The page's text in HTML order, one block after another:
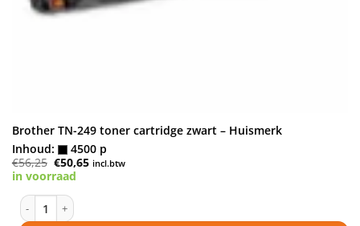
Brother TN-249 toner cartridge zwart – Huismerk
Inhoud:
4500 p
€56,25 Oorspronkelijke
prijs
was:
€56,25.
€50,65Huidige
prijs
incl.btw
in voorraad
Brother TN-249 toner cartridge zwart - Huismerk aantal